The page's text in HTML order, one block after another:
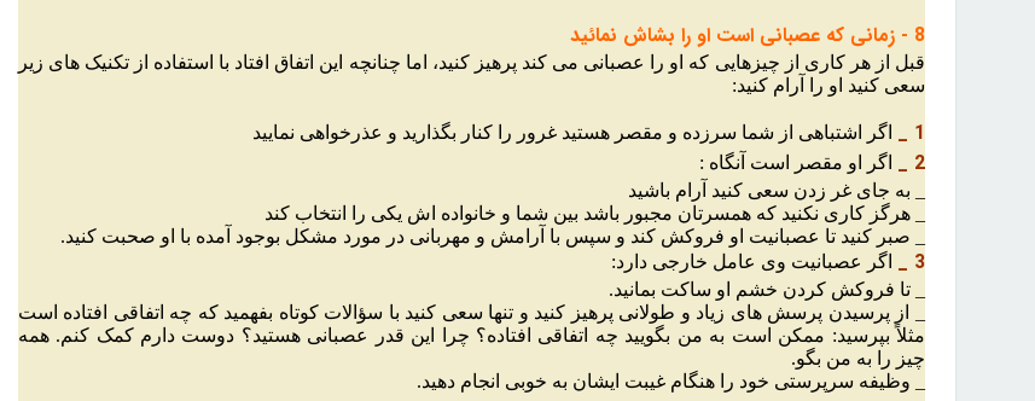
8 - زمانی که عصبانی است او را بشاش نمائید
قبل از هر کاری از چیزهایی که او را عصبانی می کند پرهیز کنید، اما چنانچه این اتفاق افتاد با استفاده از تکنیک های زیر
سعی کنید او را آرام کنید:
1 _ اگر اشتباهی از شما سرزده و مقصر هستید غرور را کنار بگذارید و عذرخواهی نمایید
2 _
اگر او مقصر است آنگاه :
_ به جای غر زدن سعی کنید آرام باشید
_ هرگز کاری نکنید که همسرتان مجبور باشد بین شما و خانواده اش یکی را انتخاب کند
_ صبر کنید تا عصبانیت او فروکش کند و سپس با آرامش و مهربانی در مورد مشکل بوجود آمده با او صحبت کنید.
3 _
اگر عصبانیت وی عامل خارجی دارد:
_ تا فروکش کردن خشم او ساکت بمانید.
_ از پرسیدن پرسش های زیاد و طولانی پرهیز کنید و تنها سعی کنید با سؤالات کوتاه بفهمید که چه اتفاقی افتاده است
مثلاً بپرسید: ممکن است به من بگویید چه اتفاقی افتاده؟ چرا این قدر عصبانی هستید؟ دوست دارم کمک کنم. همه
چیز را به من بگو.
_ وظیفه سرپرستی خود را هنگام غیبت ایشان به خوبی انجام دهید.